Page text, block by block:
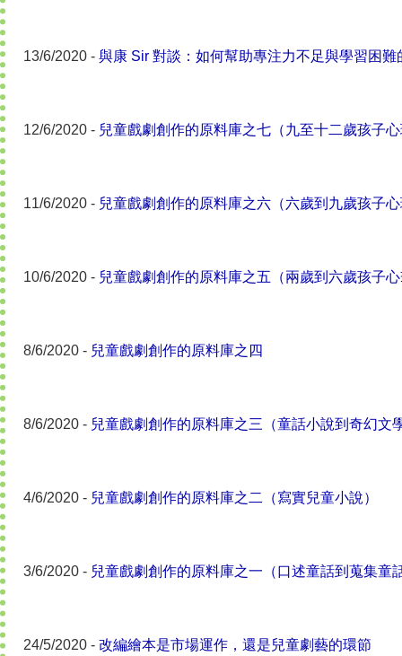
13/6/2020 - 與康 Sir 對談：如何幫助專注力不足與學習困難
12/6/2020 - 兒童戲劇創作的原料庫之七（九至十二歲孩子
11/6/2020 - 兒童戲劇創作的原料庫之六（六歲到九歲孩子
10/6/2020 - 兒童戲劇創作的原料庫之五（兩歲到六歲孩子
8/6/2020 - 兒童戲劇創作的原料庫之四
8/6/2020 - 兒童戲劇創作的原料庫之三（童話小說到奇幻文
4/6/2020 - 兒童戲劇創作的原料庫之二（寫實兒童小說）
3/6/2020 - 兒童戲劇創作的原料庫之一（口述童話到蒐集童
24/5/2020 - 改編繪本是市場運作，還是兒童劇藝的環節